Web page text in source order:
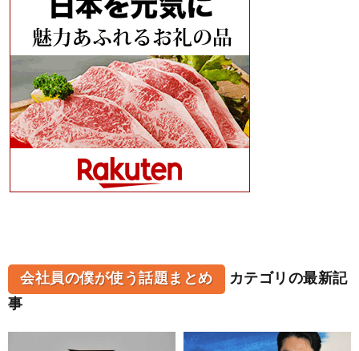
会社員の僕が使う話題まとめ
カテゴリの最新記
事